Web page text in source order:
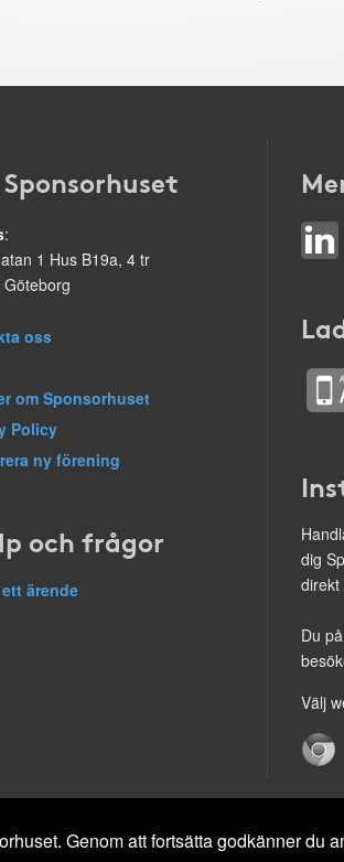
:
1 Hus B19a, 4 tr
oss
om Sponsorhuset
Policy
ny förening
och frågor
ärende
dig
direkt
Du
Välj
Genom att fortsätta godkänner du